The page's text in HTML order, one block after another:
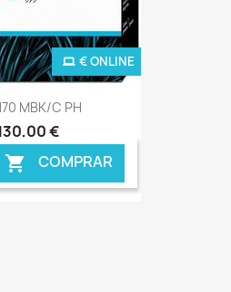
MBK/C PH
€
 COMPRAR
€ ONLINE